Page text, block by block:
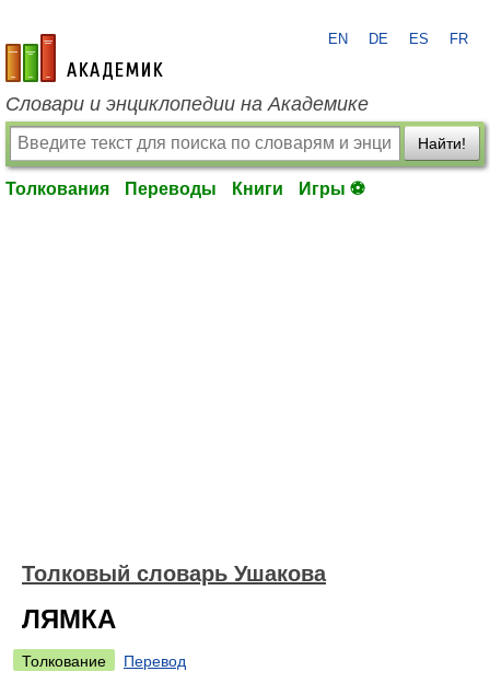
academic.ru
EN DE ES FR
Словари и энциклопедии на Академике
Найти!
Толкования Переводы Книги Игры ⚽
Толковый словарь Ушакова
ЛЯМКА
Толкование
Перевод